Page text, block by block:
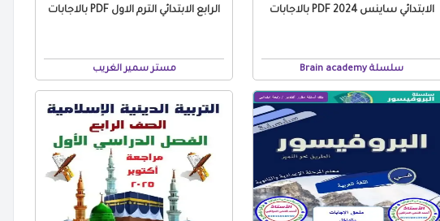
الابتدائي ساينس 2024 PDF بالاجابات
سلسلة Brain academy
الرابع الابتدائي الترم الاول PDF بالاجابات
مستر سمير الغريب